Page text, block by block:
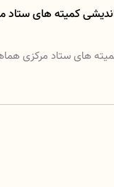
کمیته های ستاد
های ستاد مرکزی
علوم پزشکی لرستان